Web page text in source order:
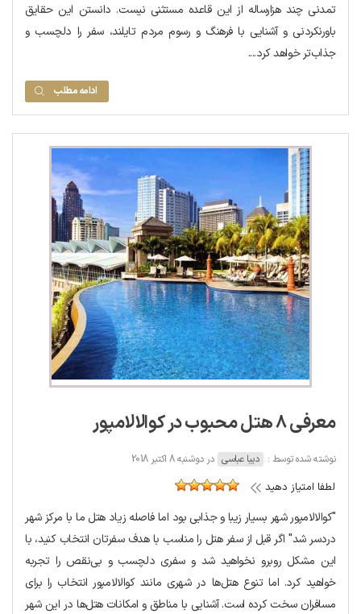
تمدنی چند هزارساله از این قاعده مستثنی نیست. دانستن این حقایق
باورنکردنی و آشنایی با فرهنگ و رسوم مردم تایلند، سفر را دلچسب و
جذاب‌تر خواهد کرد....
ادامه مطلب
معرفی 8 هتل محبوب در کوالالامپور
نوشته شده توسط : دیبا عباسی در دوشنبه 8 اکتبر 2018
لطفا امتیاز دهید
"کوالالامپور شهر بسیار زیبا و جذابی بود اما فاصله زیاد هتل ما با مرکز شهر
دردسر شد" اگر قبل از سفر هتل را مناسب با هدف سفرتان انتخاب کنید، با
این مشکل روبرو نخواهید شد و سفری دلچسب و بی‌نقص را تجربه
خواهید کرد. اما تنوع هتل‌ها در شهری مانند کوالالامپور انتخاب را برای
مسافران سخت کرده است. آشنایی با مناطق و امکانات هتل‌ها در این شهر